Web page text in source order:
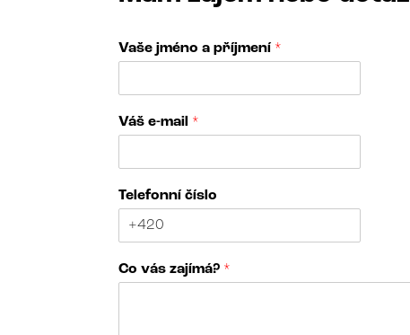
Vaše jméno a příjmení *
Váš e-mail *
Telefonní číslo
*
*
Co vás zajímá? *